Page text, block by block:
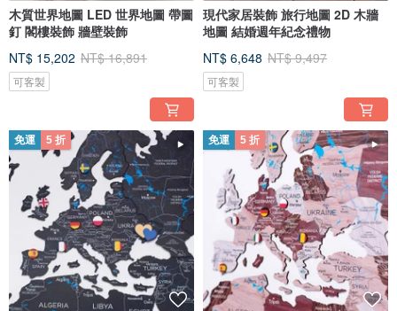
木質世界地圖 LED 世界地圖 帶圖
釘 閣樓裝飾 牆壁裝飾
NT$ 15,202 NT$ 16,891
可客製
現代家居裝飾 旅行地圖 2D 木牆
地圖 結婚週年紀念禮物
NT$ 6,648 NT$ 9,497
可客製
免運 5 折 免運 5 折